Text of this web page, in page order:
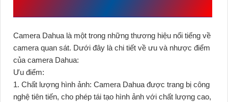
Camera Dahua là một trong những thương hiệu nổi tiếng về
camera quan sát. Dưới đây là chi tiết về ưu và nhược điểm
của camera Dahua:
Ưu điểm:
1. Chất lượng hình ảnh: Camera Dahua được trang bị công
nghệ tiên tiến, cho phép tái tạo hình ảnh với chất lượng cao,